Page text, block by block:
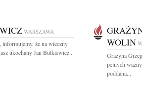
WARSZAWA
informujemy, że na wieczny
ukochany Jan Butkiewicz...
WOLIN
Grażyna
pełnych
poddana...